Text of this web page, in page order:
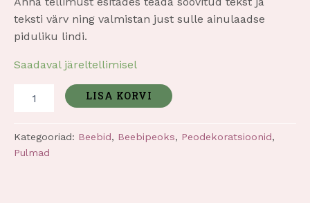
teksti värv ning valmistan just sulle ainulaadse
piduliku lindi.
Saadaval järeltellimisel
LISA KORVI
Kategooriad: Beebid, Beebipeoks, Peodekoratsioonid,
Pulmad